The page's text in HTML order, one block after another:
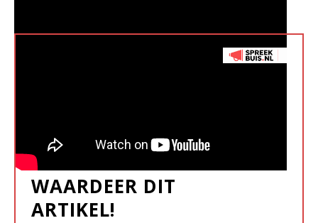
WAARDEER DIT
ARTIKEL!